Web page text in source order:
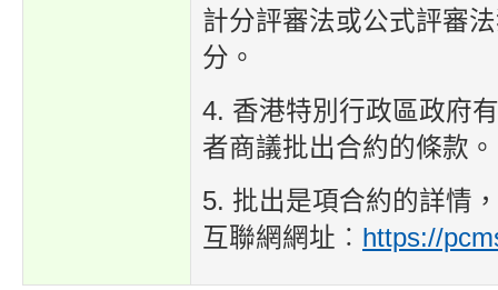
計分評審法或公式評審
分。
4. 香港特別行政區政府
者商議批出合約的條款。
5. 批出是項合約的詳情
互聯網網址︰ https://